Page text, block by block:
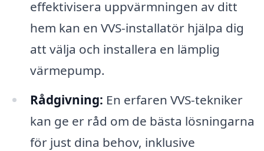
effektivisera uppvärmningen av ditt
hem kan en VVS-installatör hjälpa dig
att välja och installera en lämplig
värmepump.
Rådgivning: En erfaren VVS-tekniker
kan ge er råd om de bästa lösningarna
för just dina behov, inklusive